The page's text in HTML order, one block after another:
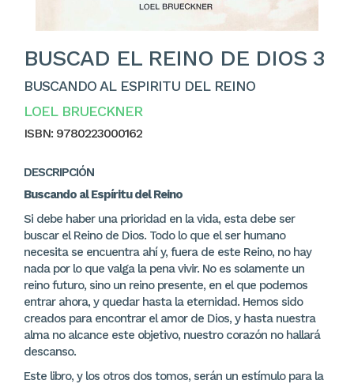
BUSCAD EL REINO DE DIOS 3
BUSCANDO AL ESPIRITU DEL REINO
LOEL BRUECKNER
ISBN: 9780223000162
DESCRIPCIÓN
Buscando al Espíritu del Reino
Si debe haber una prioridad en la vida, esta debe ser
buscar el Reino de Dios. Todo lo que el ser humano
necesita se encuentra ahí y, fuera de este Reino, no hay
nada por lo que valga la pena vivir. No es solamente un
reino futuro, sino un reino presente, en el que podemos
entrar ahora, y quedar hasta la eternidad. Hemos sido
creados para encontrar el amor de Dios, y hasta nuestra
alma no alcance este objetivo, nuestro corazón no hallará
descanso.
Este libro, y los otros dos tomos, serán un estímulo para la